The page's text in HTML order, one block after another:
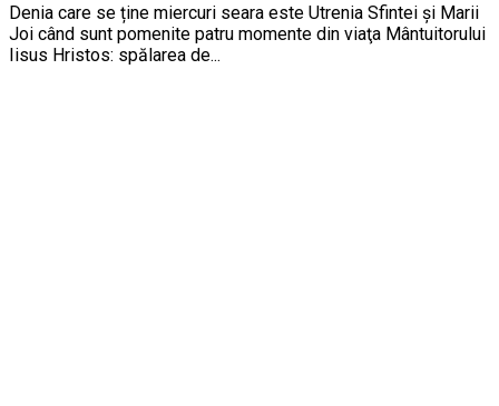
Denia care se ține miercuri seara este Utrenia Sfintei şi Marii
Joi când sunt pomenite patru momente din viaţa Mântuitorului
Iisus Hristos: spălarea de...